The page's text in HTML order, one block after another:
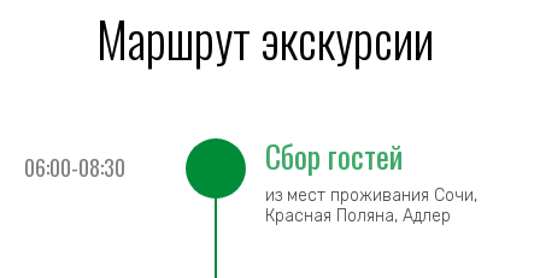
Маршрут экскурсии
06:00-08:30 Сбор гостей
из мест проживания Сочи,
Красная Поляна, Адлер